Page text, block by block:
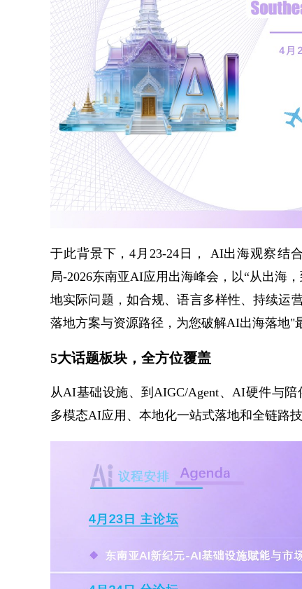
于此背景下，4月23-24日， ​AI出海观察​结
局-2026东南亚AI应用出海峰会，以​​“从出海
地实际问题，如合规、语言多样性、持续运
落地方案与资源路径，为您破解AI出海落地"
5大话题板块，全方位覆盖
从AI基础设施、到AIGC/Agent、AI硬件与
多模态AI应用、本地化一站式落地和全链路